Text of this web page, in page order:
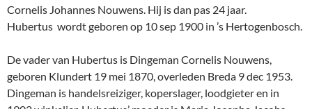
Cornelis Johannes Nouwens. Hij is dan pas 24 jaar.
Hubertus wordt geboren op 10 sep 1900 in ’s Hertogenbosch.
De vader van Hubertus is Dingeman Cornelis Nouwens,
geboren Klundert 19 mei 1870, overleden Breda 9 dec 1953.
Dingeman is handelsreiziger, koperslager, loodgieter en in